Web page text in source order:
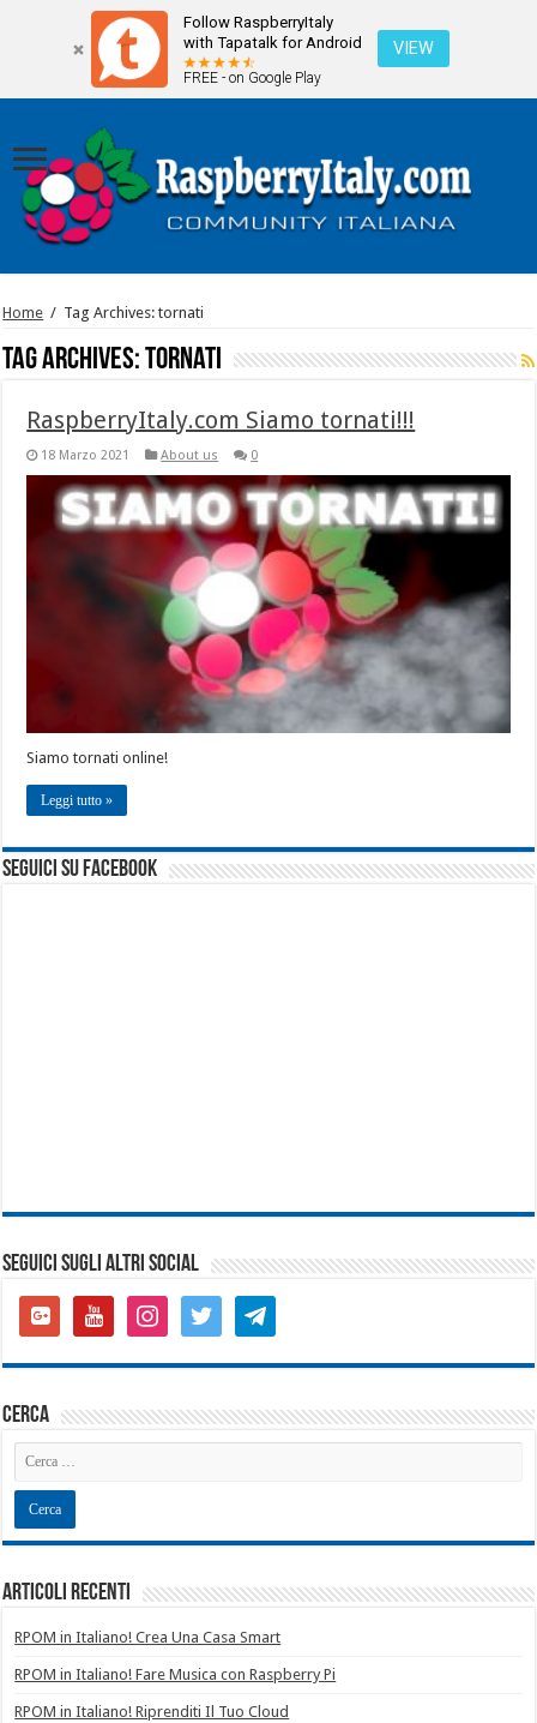
Follow RaspberryItaly
with Tapatalk for Android
FREE - on Google Play
VIEW
Home / Tag Archives: tornati
Tag Archives:tornati
RaspberryItaly.com Siamo tornati!!!
18 Marzo 2021 About us 0
Siamo tornati online!
Leggi tutto »
seguici su facebook
SEGUICI SUGLI ALTRI SOCIAL
google-
plus-
youtubeinstagramtwitter telegram
cerca
Articoli recenti
RPOM in Italiano! Crea Una Casa Smart
RPOM in Italiano! Fare Musica con Raspberry Pi
RPOM in Italiano! Riprenditi Il Tuo Cloud